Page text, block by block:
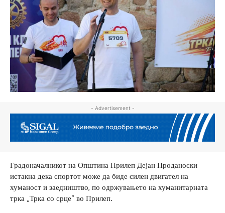
- Advertisement -
Градоначалникот на Општина Прилеп Дејан Проданоски
истакна дека спортот може да биде силен двигател на
хуманост и заедништво, по одржувањето на хуманитарната
трка „Трка со срце“ во Прилеп.